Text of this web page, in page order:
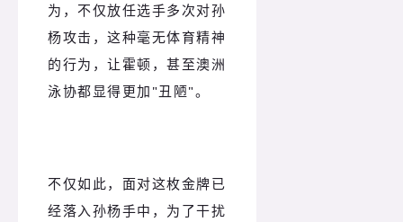
为，不仅放任选手多次对孙
杨攻击，这种毫无体育精神
的行为，让霍顿，甚至澳洲
泳协都显得更加"丑陋"。
不仅如此，面对这枚金牌已
经落入孙杨手中，为了干扰